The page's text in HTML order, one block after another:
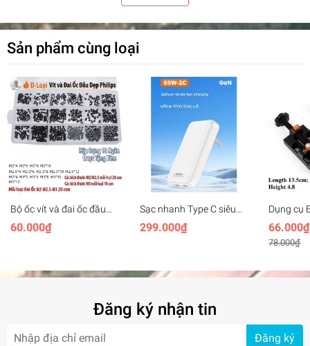
#dungcu #khoan #vanvit #Electric #screwdriver
#rechargeable #mini #hand #drill
Sản phẩm cùng loại
Bộ ốc vít và đai ốc đầu
tròn Philips các cỡ M2
M2.5 M3 M4
60.000₫
Sạc nhanh Type C siêu
mỏng 65W GAN Gen2
Ultra-thin Fast Charging
299.000₫
Dụng cụ
hình Mini
plastic
66.000₫
78.000₫
Đăng ký nhận tin
Đăng ký